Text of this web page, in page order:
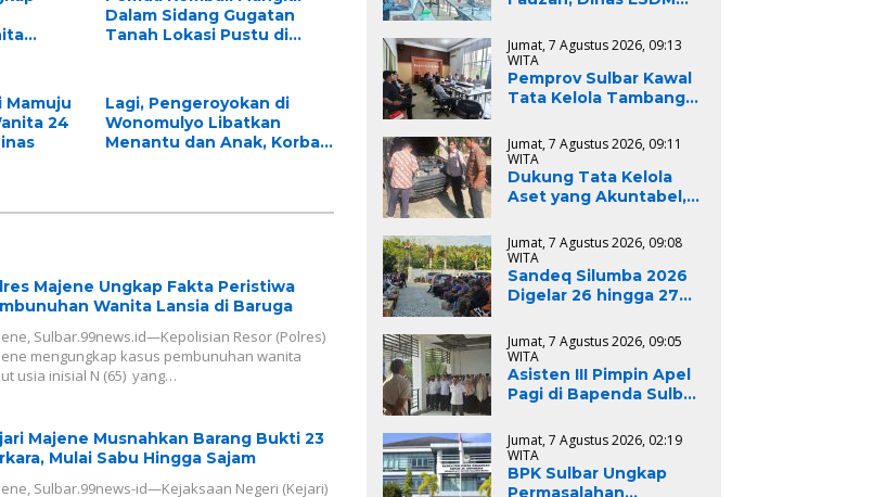
Dalam Sidang Gugatan
Tanah Lokasi Pustu di
Mamuju
24
Lagi, Pengeroyokan di
Wonomulyo Libatkan
Menantu dan Anak, Korban
Majene Ungkap Fakta Peristiwa
Wanita Lansia di Baruga
Sulbar.99news.id—Kepolisian Resor (Polres)
mengungkap kasus pembunuhan wanita
usia inisial N (65) yang…
Majene Musnahkan Barang Bukti 23
Mulai Sabu Hingga Sajam
Sulbar.99news-id—Kejaksaan Negeri (Kejari)
Kepatuhan Regulasi
dan Kelestarian
Lingkungan
Jumat, 7 Agustus 2026, 09:13
WITA
Pemprov Sulbar Kawal
Tata Kelola Tambang
Minerba Pimpin Rapat
RKAB PT. Kulaka Jaya
Perkasa
Jumat, 7 Agustus 2026, 09:11
WITA
Dukung Tata Kelola
Aset yang Akuntabel,
Pemeriksaan Fisik BMD
untuk Persiapan
Lelang dan
Penghapusan
Jumat, 7 Agustus 2026, 09:08
WITA
Sandeq Silumba 2026
Digelar 26 hingga 27
HUT Sulbar
Jumat, 7 Agustus 2026, 09:05
WITA
Asisten III Pimpin Apel
Pagi di Bapenda Sulbar,
Aparatur Sipil Negara
Jumat, 7 Agustus 2026, 02:19
WITA
BPK Sulbar Ungkap
Permasalahan